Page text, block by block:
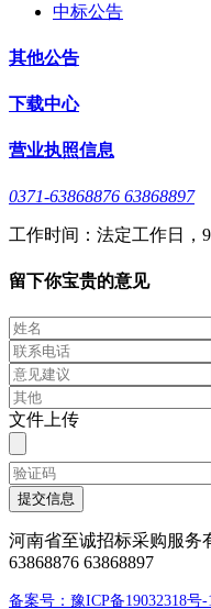
中标公告
其他公告
下载中心
营业执照信息
0371-63868876 63868897
工作时间：法定工作日，
留下你宝贵的意见
文件上传
提交信息
河南省至诚招标采购服务
63868876 63868897
备案号：豫ICP备19032318号-1